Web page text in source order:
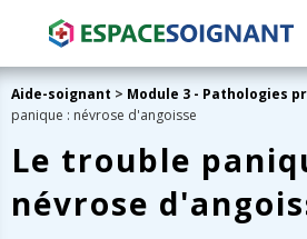
Aide-soignant > Module 3 - Pathologies
panique : névrose d'angoisse
Le trouble
névrose